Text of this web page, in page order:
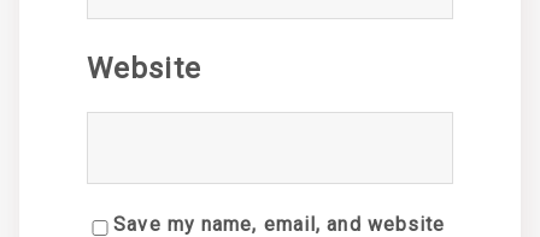
Website
Save my name, email, and website